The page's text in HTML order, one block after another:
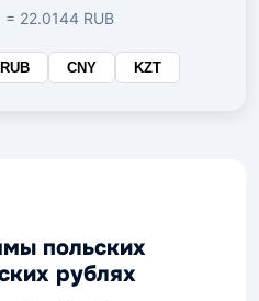
= 22.0144 RUB
RUB CNY KZT
польских
рублях